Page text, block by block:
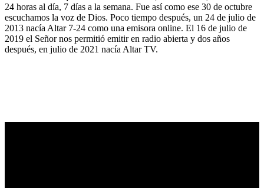
24 horas al día, 7 días a la semana. Fue así como ese 30 de octubre
escuchamos la voz de Dios. Poco tiempo después, un 24 de julio de
2013 nacía Altar 7-24 como una emisora online. El 16 de julio de
2019 el Señor nos permitió emitir en radio abierta y dos años
después, en julio de 2021 nacía Altar TV.